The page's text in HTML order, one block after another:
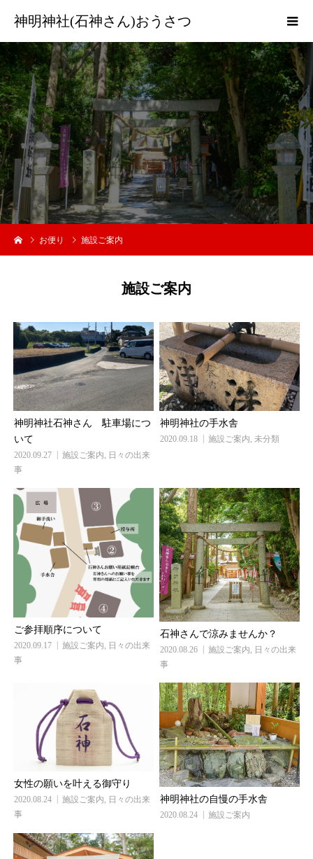
神明神社(石神さん)おうさつ
の
お便り 施設ご案内
施設ご案内
神明神社石神さん 駐車場につ
いて
2020.09.27 施設ご案内, 日々の出来
事
神明神社の手水舎
2020.09.18 施設ご案内, 未分類
ご参拝順序について
2020.09.17 施設ご案内, 日々の出来
事
石神さんで涼みませんか？
2020.08.26 施設ご案内, 日々の出来
事
女性の願いを叶える御守り
2020.08.24 施設ご案内, 日々の出来
事
神明神社の自慢の手水舎
2020.08.24 施設ご案内